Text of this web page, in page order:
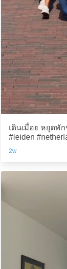
เดินเมื่อย หยุดพั
#leiden
2w